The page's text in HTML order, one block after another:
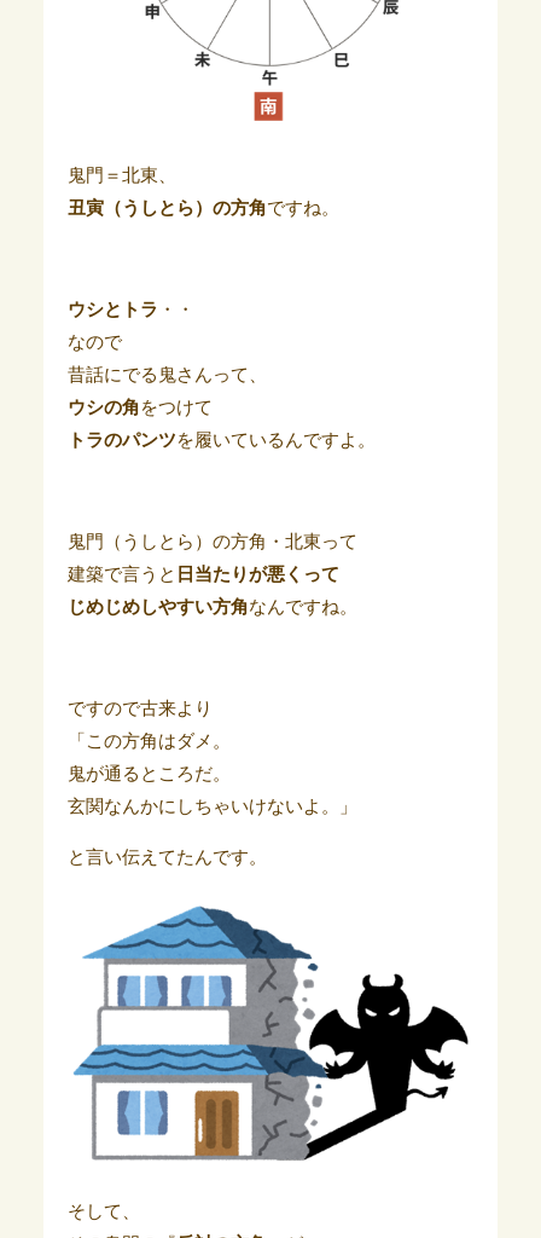
鬼門＝北東、
丑寅（うしとら）の方角ですね。
ウシとトラ ・・
なので
昔話にでる鬼さんって、
ウシの角をつけて
トラのパンツを履いているんですよ。
鬼門（うしとら）の方角・北東って
建築で言うと 日当たりが悪くって
じめじめしやすい方角なんですね。
ですので古来より
「この方角はダメ。
鬼が通るところだ。
玄関なんかにしちゃいけないよ。」
と言い伝えてたんです。
そして、